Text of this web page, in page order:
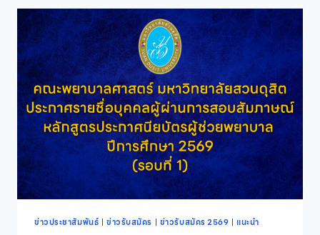
สอบ
สัมภาษณ์
รอบ
ที่
1
PORTFOLIO
ข่าวประชาสัมพันธ์ | ข่าวรับสมัคร | ข่าวรับสมัคร 2569 | แนะนำ